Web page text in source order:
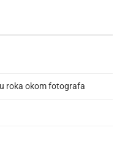
roka okom fotografa